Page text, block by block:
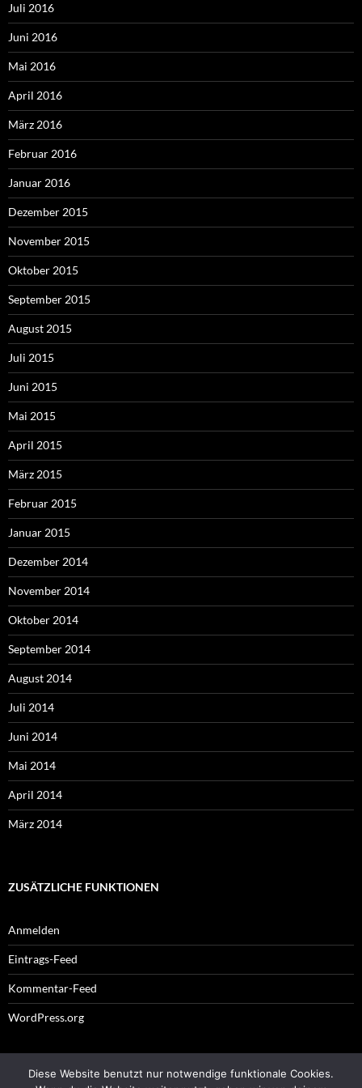
Juli 2016
Juni 2016
Mai 2016
April 2016
März 2016
Februar 2016
Januar 2016
Dezember 2015
November 2015
Oktober 2015
September 2015
August 2015
Juli 2015
Juni 2015
Mai 2015
April 2015
März 2015
Februar 2015
Januar 2015
Dezember 2014
November 2014
Oktober 2014
September 2014
August 2014
Juli 2014
Juni 2014
Mai 2014
April 2014
März 2014
ZUSÄTZLICHE FUNKTIONEN
Anmelden
Eintrags-Feed
Kommentar-Feed
WordPress.org
Impressum
Diese Website benutzt nur notwendige funktionale Cookies.